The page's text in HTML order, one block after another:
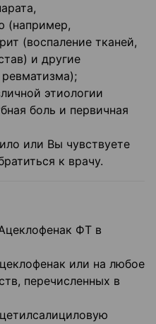
(например,
(воспаление тканей,
и другие
этиологии
боль и первичная
или Вы чувствуете
к врачу.
ФТ в
или на любое
перечисленных в